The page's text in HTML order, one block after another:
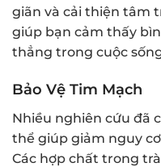
giãn và cải thiện tâm
giúp bạn cảm thấy
thẳng trong cuộc
Bảo Vệ Tim Mạch
Nhiều nghiên cứu đã
thể giúp giảm nguy
Các hợp chất trong